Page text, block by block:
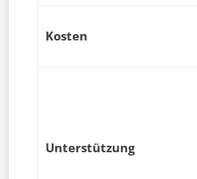
Kosten
Unterstützung